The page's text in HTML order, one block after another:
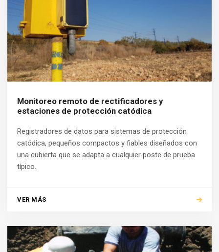
Monitoreo remoto de rectificadores y
estaciones de protección catódica
Registradores de datos para sistemas de protección
catódica, pequeños compactos y fiables diseñados con
una cubierta que se adapta a cualquier poste de prueba
típico.
VER MÁS